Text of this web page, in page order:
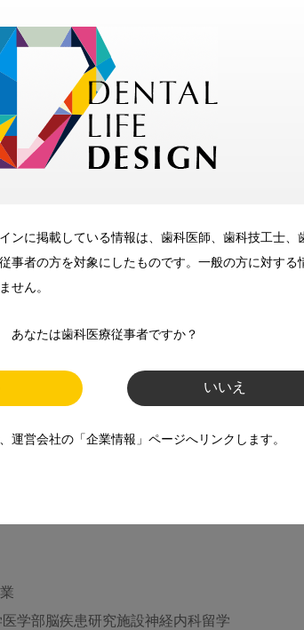
ンに掲載している情報は、歯科医師、歯科技工士、
事者の方を対象にしたものです。一般の方に対する
せん。
あなたは歯科医療従事者ですか？
いいえ
運営会社の「企業情報」ページへリンクします。
する治療」である。患者さんのからだ全体
、心身全体を治療の対象として捉える漢方
薬の歴史と奥深さを知ることができた。今
用にあたっては、漢方を専門とする歯科医
qa/10114096_4569.html
学部脳疾患研究施設神経内科留学